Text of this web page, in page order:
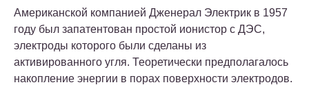
Американской компанией Дженерал Электрик в 1957
году был запатентован простой ионистор с ДЭС,
электроды которого были сделаны из
активированного угля. Теоретически предполагалось
накопление энергии в порах поверхности электродов.